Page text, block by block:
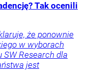
Tak ocenili
że ponownie
w wyborach
Research dla
jest